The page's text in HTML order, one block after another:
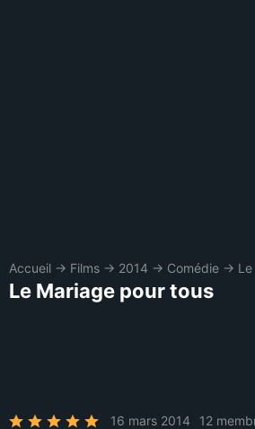
Accueil → Films → 2014 → Comédie →
Le Mariage pour tous
16 mars 2014 12